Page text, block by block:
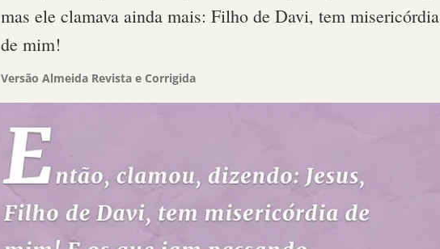
mas ele clamava ainda mais: Filho de Davi, tem misericórdia
de mim!
Versão Almeida Revista e Corrigida